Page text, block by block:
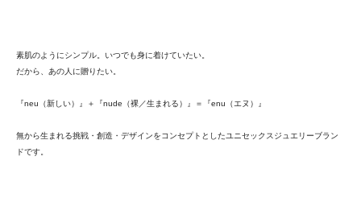
素肌のようにシンプル。いつでも身に着けていたい。
だから、あの人に贈りたい。
『neu（新しい）』＋『nude（裸／生まれる）』＝『enu（エヌ）』
無から生まれる挑戦・創造・デザインをコンセプトとしたユニセックスジュエリーブラン
ドです。